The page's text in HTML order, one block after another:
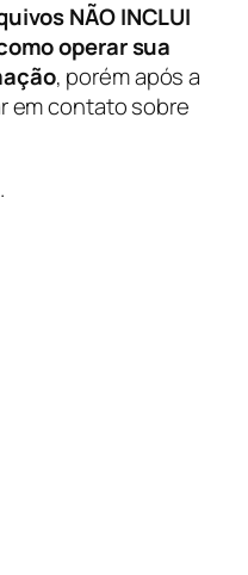
NÃO INCLUI
operar sua
, porém após a
em contato sobre